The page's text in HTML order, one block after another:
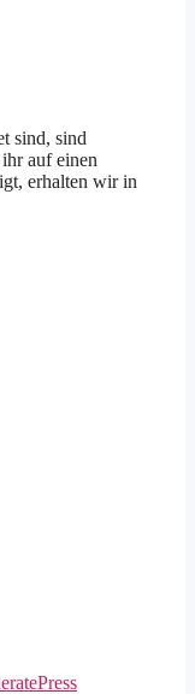
sind, sind
auf einen
erhalten wir in